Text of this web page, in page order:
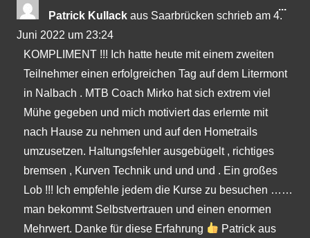
Patrick Kullack aus Saarbrücken schrieb am 4.
Juni 2022 um 23:24
KOMPLIMENT !!! Ich hatte heute mit einem zweiten
Teilnehmer einen erfolgreichen Tag auf dem Litermont
in Nalbach . MTB Coach Mirko hat sich extrem viel
Mühe gegeben und mich motiviert das erlernte mit
nach Hause zu nehmen und auf den Hometrails
umzusetzen. Haltungsfehler ausgebügelt , richtiges
bremsen , Kurven Technik und und und . Ein großes
Lob !!! Ich empfehle jedem die Kurse zu besuchen ……
man bekommt Selbstvertrauen und einen enormen
Mehrwert. Danke für diese Erfahrung
Patrick aus
...